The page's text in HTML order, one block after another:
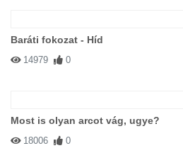
Baráti fokozat - Híd
14979 0
Most is olyan arcot vág, ugye?
18006 0